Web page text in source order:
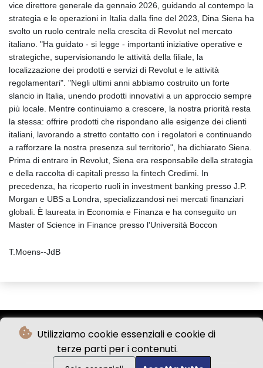
Utilizziamo cookie essenziali e cookie di
terze parti per i contenuti.
vice direttore generale da gennaio 2026, guidando al contempo la
strategia e le operazioni in Italia dalla fine del 2023, Dina Siena ha
svolto un ruolo centrale nella crescita di Revolut nel mercato
italiano. "Ha guidato - si legge - importanti iniziative operative e
strategiche, supervisionando le attività della filiale, la
localizzazione dei prodotti e servizi di Revolut e le attività
regolamentari". "Negli ultimi anni abbiamo costruito un forte
slancio in Italia, unendo prodotti innovativi a un approccio sempre
più locale. Mentre continuiamo a crescere, la nostra priorità resta
la stessa: offrire prodotti che rispondano alle esigenze dei clienti
italiani, lavorando a stretto contatto con i regolatori e continuando
a rafforzare la nostra presenza sul territorio", ha dichiarato Siena.
Prima di entrare in Revolut, Siena era responsabile della strategia
e della raccolta di capitali presso la fintech Credimi. In
precedenza, ha ricoperto ruoli in investment banking presso J.P.
Morgan e UBS a Londra, specializzandosi nei mercati finanziari
globali. È laureata in Economia e Finanza e ha conseguito un
Master of Science in Finance presso l'Università Boccon
T.Moens--JdB